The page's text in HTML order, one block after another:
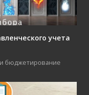
учета
бюджетирование